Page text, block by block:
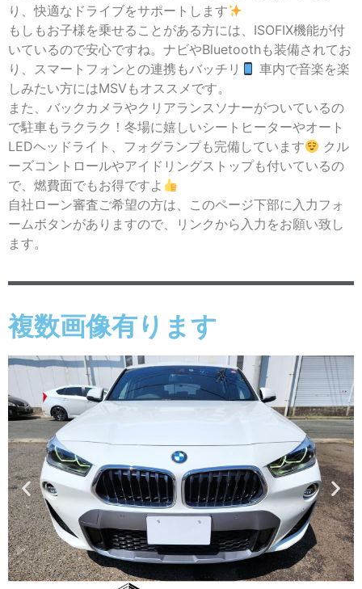
り、快適なドライブをサポートします
もしもお子様を乗せることがある方には、ISOFIX機能が付
いているので安心ですね。ナビやBluetoothも装備されてお
り、スマートフォンとの連携もバッチリ
車内で音楽を楽
しみたい方にはMSVもオススメです。
また、バックカメラやクリアランスソナーがついているの
で駐車もラクラク！冬場に嬉しいシートヒーターやオート
LEDヘッドライト、フォグランプも完備しています
クル
ーズコントロールやアイドリングストップも付いているの
で、燃費面でもお得ですよ
自社ローン審査ご希望の方は、このページ下部に入力フォ
ームボタンがありますので、リンクから入力をお願い致し
ます。
複数画像有ります